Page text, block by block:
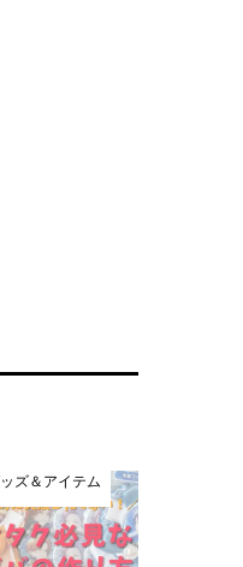
ズ＆アイテム